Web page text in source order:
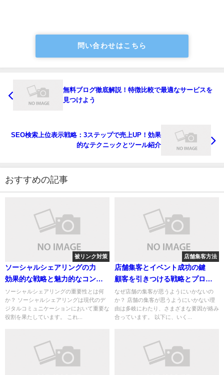
問い合わせはこちら
無料ブログ徹底解説！特徴比較で最適なサービスを
見つけよう
SEO検索上位表示戦略：3ステップで売上UP！効果
的なテクニックとツール紹介
おすすめの記事
被リンク対策
ソーシャルシェアリングの力
効果的な戦略と魅力的なコンテ
ンツの創出法
ソーシャルシェアリングの重要性とは何
か？ ソーシャルシェアリングは現代のデ
ジタルコミュニケーションにおいて重要な
役割を果たしています。 これ...
店舗集客方法
店舗集客とイベント成功の鍵
顧客を引きつける戦略とプロモ
ーション方法
なぜ店舗の集客が思うようにいかないの
か？ 店舗の集客が思うようにいかない理
由は多岐にわたり、さまざまな要因が絡み
合っています。 以下に、いく...